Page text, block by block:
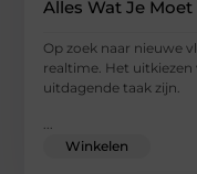
Alles Wat Je
Op zoek naar nieuwe
realtime. Het uitkiezen
uitdagende taak zijn.
Winkelen